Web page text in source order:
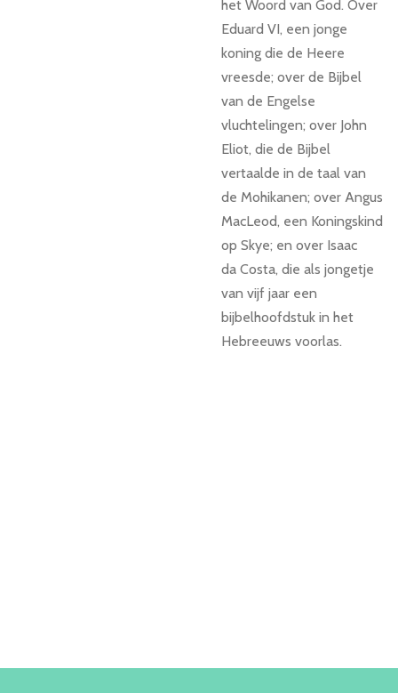
het Woord van God. Over
Eduard VI, een jonge
koning die de Heere
vreesde; over de Bijbel
van de Engelse
vluchtelingen; over John
Eliot, die de Bijbel
vertaalde in de taal van
de Mohikanen; over Angus
MacLeod, een Koningskind
op Skye; en over Isaac
da Costa, die als jongetje
van vijf jaar een
bijbelhoofdstuk in het
Hebreeuws voorlas.